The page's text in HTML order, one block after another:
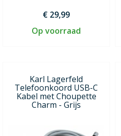
€ 29,99
Op voorraad
Karl Lagerfeld
Telefoonkoord USB-C
Kabel met Choupette
Charm - Grijs